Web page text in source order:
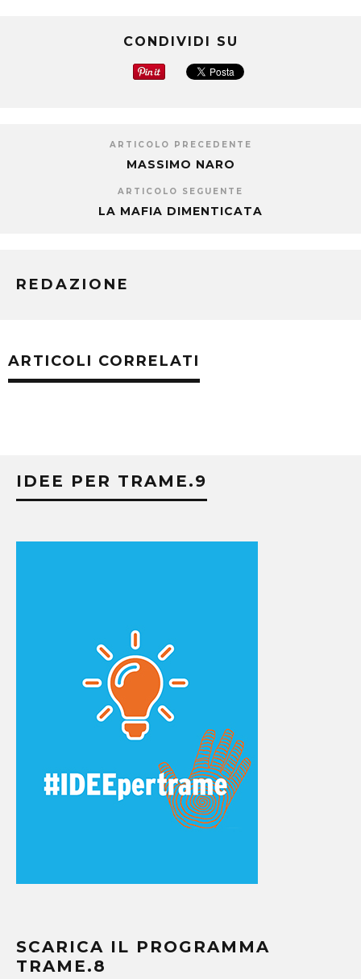
CONDIVIDI SU
ARTICOLO PRECEDENTE
MASSIMO NARO
ARTICOLO SEGUENTE
LA MAFIA DIMENTICATA
REDAZIONE
ARTICOLI CORRELATI
IDEE PER TRAME.9
SCARICA IL PROGRAMMA
TRAME.8